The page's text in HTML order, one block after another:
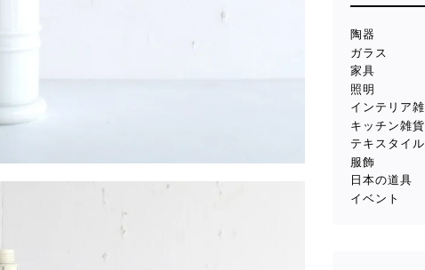
陶器
ガラス
家具
照明
インテリア
キッチン雑貨
テキスタイル
服飾
日本の道具
イベント